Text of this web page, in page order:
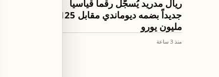
ريال مدريد يُسجّل رقماً قياسياً
جديداً بضمه ديوماندي مقابل 125
مليون يورو
منذ 3 ساعة